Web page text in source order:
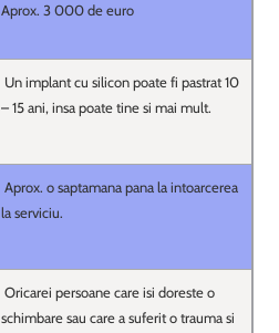
Aprox. 3 000 de euro
Un implant cu silicon poate fi pastrat 10
– 15 ani, insa poate tine si mai mult.
Aprox. o saptamana pana la intoarcerea
la serviciu.
Oricarei persoane care isi doreste o
schimbare sau care a suferit o trauma si